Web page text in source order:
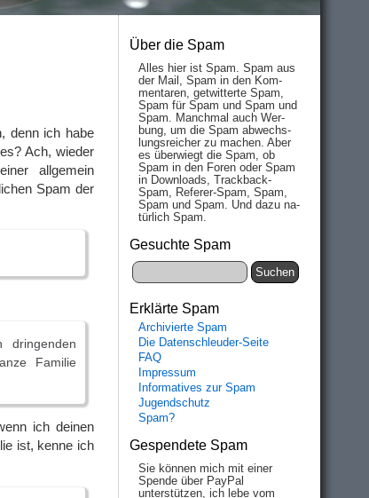
denn ich habe
Ach, wieder
allgemein
Spam der
Familie
ich deinen
ist, kenne ich
Über die Spam
Alles hier ist Spam. Spam aus
der Mail, Spam in den Kom­
men­taren, ge­twit­ter­te Spam,
Spam für Spam und Spam und
Spam. Manch­mal auch Wer­
bung, um die Spam ab­wechs­
lungs­reich­er zu mach­en. Aber
es über­wiegt die Spam, ob
Spam in den Fo­ren oder Spam
in Down­loads, Track­back-
Spam, Re­fe­rer-Spam, Spam,
Spam und Spam. Und da­zu na­
tür­lich Spam.
Gesuchte Spam
Erklärte Spam
Archivierte Spam
Die Datenschleuder-Seite
FAQ
Impressum
Informatives zur Spam
Jugendschutz
Spam?
Gespendete Spam
Sie können mich mit einer
Spende über PayPal
unterstützen, ich lebe vom